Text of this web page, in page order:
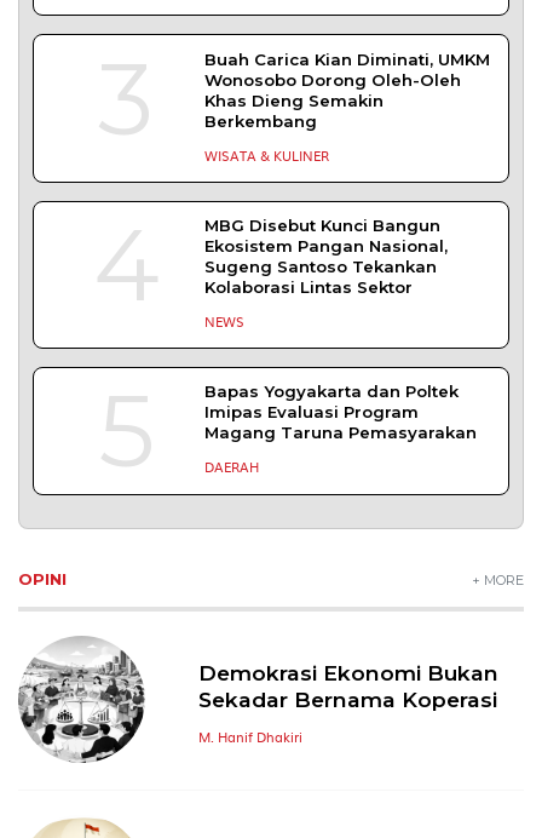
3
Buah Carica Kian Diminati, UMKM
Wonosobo Dorong Oleh-Oleh
Khas Dieng Semakin
Berkembang
WISATA & KULINER
4
MBG Disebut Kunci Bangun
Ekosistem Pangan Nasional,
Sugeng Santoso Tekankan
Kolaborasi Lintas Sektor
NEWS
5
Bapas Yogyakarta dan Poltek
Imipas Evaluasi Program
Magang Taruna Pemasyarakan
DAERAH
OPINI + MORE
Demokrasi Ekonomi Bukan
Sekadar Bernama Koperasi
M. Hanif Dhakiri